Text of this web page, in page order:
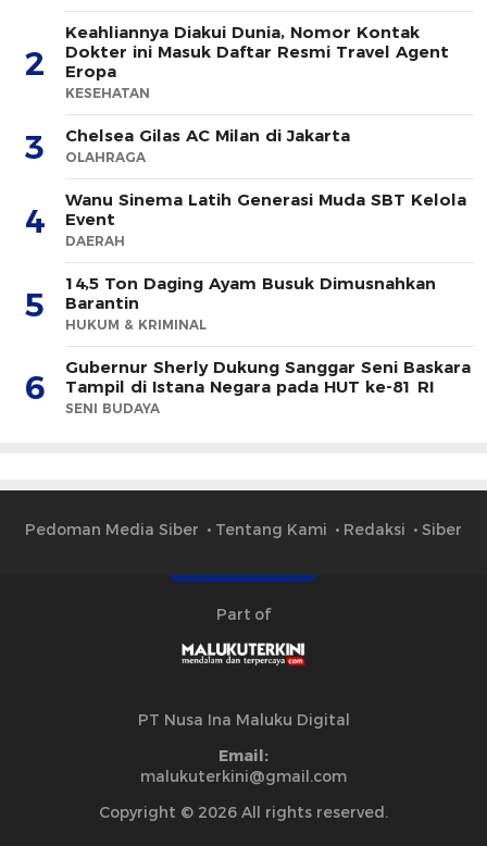
2
Keahliannya Diakui Dunia, Nomor Kontak
Dokter ini Masuk Daftar Resmi Travel Agent
Eropa
KESEHATAN
3 Chelsea Gilas AC Milan di Jakarta
OLAHRAGA
4
Wanu Sinema Latih Generasi Muda SBT Kelola
Event
DAERAH
5
14,5 Ton Daging Ayam Busuk Dimusnahkan
Barantin
HUKUM & KRIMINAL
6
Gubernur Sherly Dukung Sanggar Seni Baskara
Tampil di Istana Negara pada HUT ke-81 RI
SENI BUDAYA
Pedoman Media Siber Tentang Kami Redaksi Siber
Part of
PT Nusa Ina Maluku Digital
Email:
malukuterkini@gmail.com
Copyright © 2026 All rights reserved.